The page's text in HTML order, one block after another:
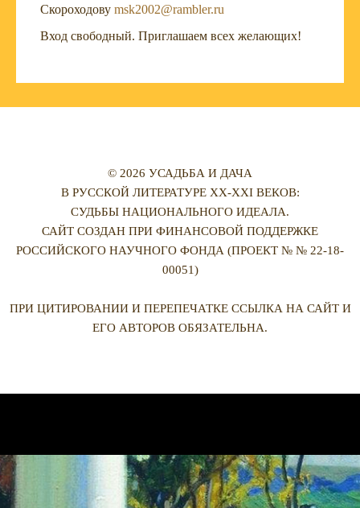
Скороходову msk2002@rambler.ru
Вход свободный. Приглашаем всех желающих!
© 2026 УСАДЬБА И ДАЧА
В РУССКОЙ ЛИТЕРАТУРЕ XX-XXI ВЕКОВ:
СУДЬБЫ НАЦИОНАЛЬНОГО ИДЕАЛА.
САЙТ СОЗДАН ПРИ ФИНАНСОВОЙ ПОДДЕРЖКЕ
РОССИЙСКОГО НАУЧНОГО ФОНДА (ПРОЕКТ № № 22-18-
00051)
ПРИ ЦИТИРОВАНИИ И ПЕРЕПЕЧАТКЕ ССЫЛКА НА САЙТ И
ЕГО АВТОРОВ ОБЯЗАТЕЛЬНА.